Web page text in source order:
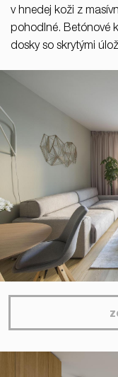
v hnedej koži z
pohodlné. Betónové
dosky so skrytými